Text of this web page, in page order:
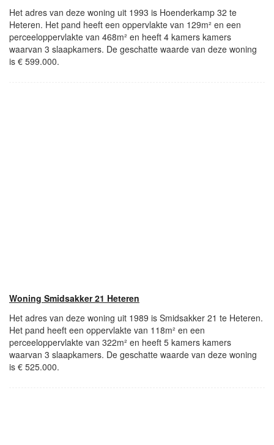
Het adres van deze woning uit 1993 is Hoenderkamp 32 te
Heteren. Het pand heeft een oppervlakte van 129m² en een
perceeloppervlakte van 468m² en heeft 4 kamers kamers
waarvan 3 slaapkamers. De geschatte waarde van deze woning
is € 599.000.
Woning Smidsakker 21 Heteren
Het adres van deze woning uit 1989 is Smidsakker 21 te Heteren.
Het pand heeft een oppervlakte van 118m² en een
perceeloppervlakte van 322m² en heeft 5 kamers kamers
waarvan 3 slaapkamers. De geschatte waarde van deze woning
is € 525.000.